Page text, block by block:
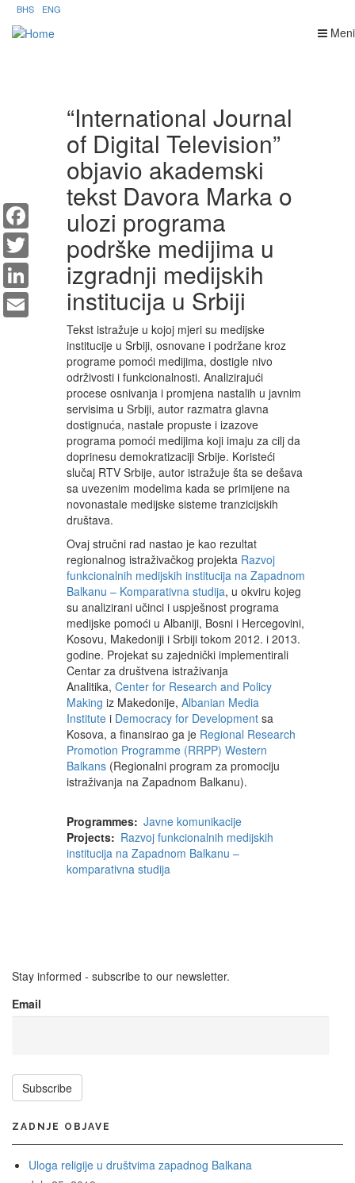
Skip
main
BHS ENG
Meni
“International Journal
of Digital Television”
objavio akademski
tekst Davora Marka o
ulozi programa
podrške medijima u
izgradnji medijskih
institucija u Srbiji
Tekst istražuje u kojoj mjeri su medijske
institucije u Srbiji, osnovane i podržane kroz
programe pomoći medijima, dostigle nivo
održivosti i funkcionalnosti. Analizirajući
procese osnivanja i promjena nastalih u javnim
servisima u Srbiji, autor razmatra glavna
dostignuća, nastale propuste i izazove
programa pomoći medijima koji imaju za cilj da
doprinesu demokratizaciji Srbije. Koristeći
slučaj RTV Srbije, autor istražuje šta se dešava
sa uvezenim modelima kada se primijene na
novonastale medijske sisteme tranzicijskih
društava.
Ovaj stručni rad nastao je kao rezultat
regionalnog istraživačkog projekta Razvoj
funkcionalnih medijskih institucija na Zapadnom
Balkanu – Komparativna studija, u okviru kojeg
su analizirani učinci i uspješnost programa
medijske pomoći u Albaniji, Bosni i Hercegovini,
Kosovu, Makedoniji i Srbiji tokom 2012. i 2013.
godine. Projekat su zajednički implementirali
Centar za društvena istraživanja
Analitika, Center for Research and Policy
Making iz Makedonije, Albanian Media
Institute i Democracy for Development sa
Kosova, a finansirao ga je Regional Research
Promotion Programme (RRPP) Western
Balkans (Regionalni program za promociju
istraživanja na Zapadnom Balkanu).
Programmes Javne komunikacije
Projects
Razvoj funkcionalnih medijskih
institucija na Zapadnom Balkanu –
komparativna studija
Facebook
Twitter
LinkedIn
Email
Stay informed - subscribe to our newsletter.
Email
Subscribe
ZADNJE OBJAVE
Uloga religije u društvima zapadnog Balkana